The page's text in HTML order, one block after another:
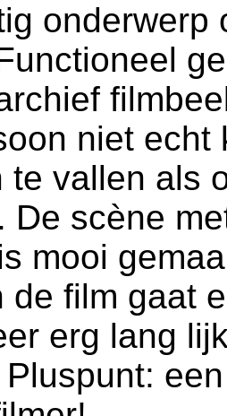
onderwerp
niet
te vallen als
De scène
mooi
de film gaat
erg lang